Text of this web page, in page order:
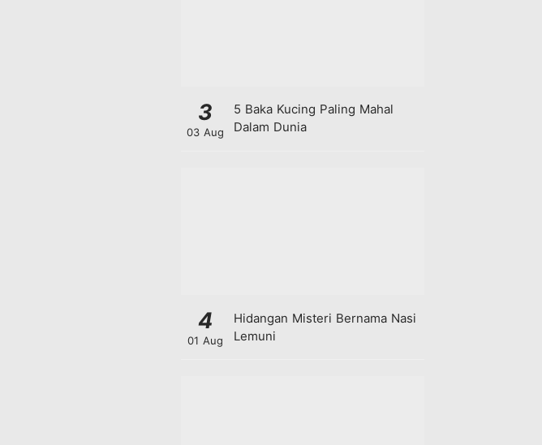
3
03 Aug
5 Baka Kucing Paling Mahal
Dalam Dunia
4
01 Aug
Hidangan Misteri Bernama Nasi
Lemuni